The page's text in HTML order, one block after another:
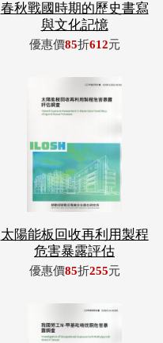
春秋戰國時期的歷史書寫
與文化記憶
優惠價85折612元
太陽能板回收再利用製程
危害暴露評估
優惠價85折255元